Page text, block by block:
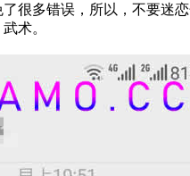
很多错误，所以，不要迷
术。